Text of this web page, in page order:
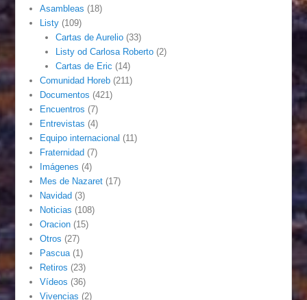
Asambleas (18)
Listy (109)
Cartas de Aurelio(33)
Listy od Carlosa Roberto(2)
Cartas de Eric (14)
Comunidad Horeb (211)
Documentos (421)
Encuentros (7)
Entrevistas (4)
Equipo internacional (11)
Fraternidad (7)
Imágenes (4)
Mes de Nazaret (17)
Navidad (3)
Noticias (108)
Oracion (15)
Otros (27)
Pascua (1)
Retiros (23)
Vídeos (36)
Vivencias (2)